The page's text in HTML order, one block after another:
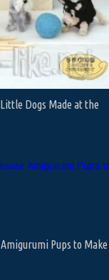
Dogs Made at the
Pups to Make